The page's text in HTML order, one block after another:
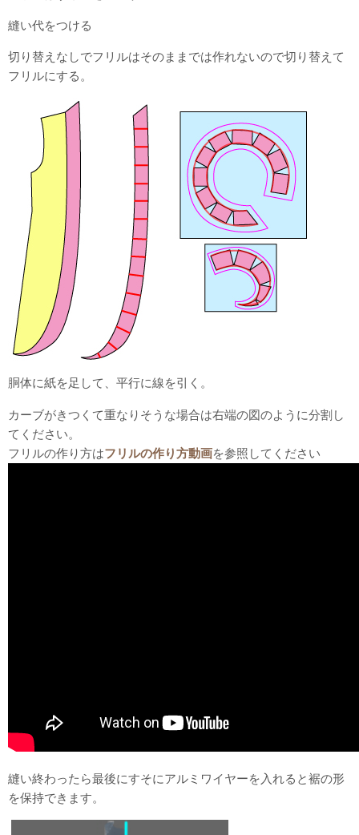
縫い代をつける
切り替えなしでフリルはそのままでは作れないので切り替えて
フリルにする。
胴体に紙を足して、平行に線を引く。
カーブがきつくて重なりそうな場合は右端の図のように分割し
てください。
フリルの作り方はフリルの作り方動画を参照してください
縫い終わったら最後にすそにアルミワイヤーを入れると裾の形
を保持できます。